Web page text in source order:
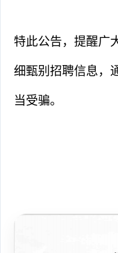
特此公告，提醒广
细甄别招聘信息，
当受骗。